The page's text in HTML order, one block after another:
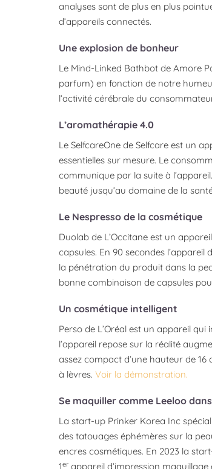
analyses sont de plus en plus
d’appareils connectés.
Une explosion de bonheur
Le Mind-Linked Bathbot de Amore
parfum) en fonction de notre
l’activité cérébrale du
L’aromathérapie 4.0
Le SelfcareOne de Selfcare est un
essentielles sur mesure. Le
communique par la suite à
beauté jusqu’au domaine de la
Le Nespresso de la cosmétique
Duolab de L’Occitane est un
capsules. En 90 secondes
la pénétration du produit dans la
bonne combinaison de capsules
Un cosmétique intelligent
Perso de L’Oréal est un appareil
l’appareil repose sur la réalité
assez compact d’une hauteur de
à lèvres. Voir la démonstration.
Se maquiller comme Leeloo
La start-up Prinker Korea Inc
des tatouages éphémères sur la
encres cosmétiques. En 2023 la
1er appareil d’impression maquillage